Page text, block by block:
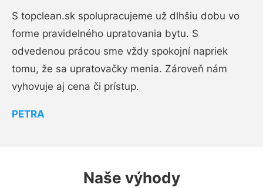
S topclean.sk spolupracujeme už dlhšiu dobu vo
forme pravidelného upratovania bytu. S
odvedenou prácou sme vždy spokojní napriek
tomu, že sa upratovačky menia. Zároveň nám
vyhovuje aj cena či prístup.
PETRA
Naše výhody